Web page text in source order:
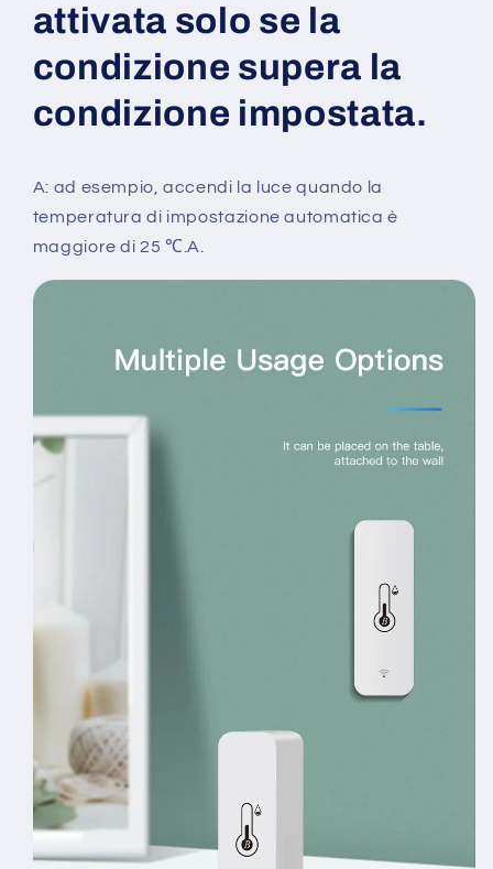
attivata solo se la
condizione supera la
condizione impostata.
A: ad esempio, accendi la luce quando la
temperatura di impostazione automatica è
maggiore di 25 ℃.A.